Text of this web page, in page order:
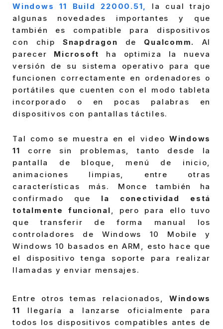
Windows 11 Build 22000.51,
la cual trajo
algunas novedades importantes y que
también es compatible para dispositivos
con chip Snapdragon de Qualcomm. Al
parecer Microsoft ha optimiza la nueva
versión de su sistema operativo para que
funcionen correctamente en ordenadores o
portátiles que cuenten con el modo tableta
incorporado o en pocas palabras en
dispositivos con pantallas táctiles.
Tal como se muestra en el video Windows
11 corre sin problemas, tanto desde la
pantalla de bloque, menú de inicio,
animaciones limpias, entre otras
características más. Monce también ha
confirmado que
la conectividad está
totalmente funcional , pero para ello tuvo
que transferir de forma manual los
controladores de Windows 10 Mobile y
Windows 10 basados en ARM, esto hace que
el dispositivo tenga soporte para realizar
llamadas y enviar mensajes.
Entre otros temas relacionados, Windows
11 llegaría a lanzarse oficialmente para
todos los dispositivos compatibles antes de